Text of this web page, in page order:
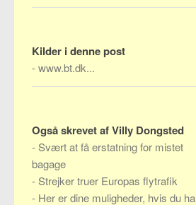
Kilder i denne post
-www.bt.dk...
Også skrevet af Villy Dongsted
- Svært at få erstatning for mistet
bagage
- Strejker truer Europas flytrafik
- Her er dine muligheder, hvis du